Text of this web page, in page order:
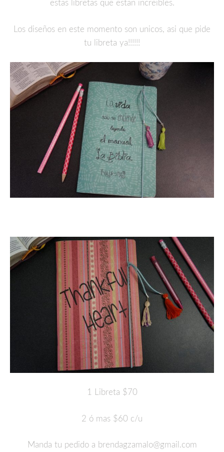
estas libretas que estan increibles.
Los diseños en este momento son unicos, asi que pide
tu libreta ya!!!!!!
1 Libreta $70
2 ó mas $60 c/u
Manda tu pedido a brendagzamalo@gmail.com